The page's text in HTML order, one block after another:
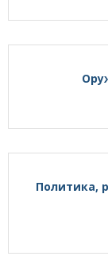
Политика,